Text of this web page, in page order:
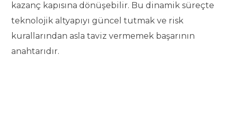
kazanç kapısına dönüşebilir. Bu dinamik süreçte
teknolojik altyapıyı güncel tutmak ve risk
kurallarından asla taviz vermemek başarının
anahtarıdır.